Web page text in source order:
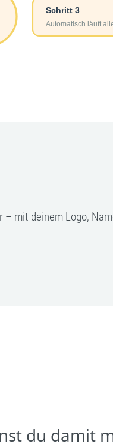
mit deinem Logo,
du damit